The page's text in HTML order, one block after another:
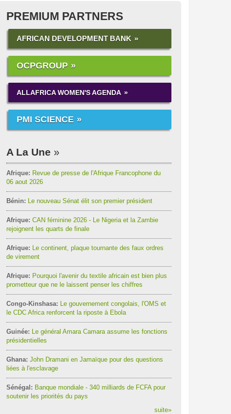
PREMIUM PARTNERS
AFRICAN DEVELOPMENT BANK
OCPGROUP
ALLAFRICA WOMEN'S AGENDA
PMI SCIENCE
A La Une
Afrique: Revue de presse de l'Afrique Francophone du
06 aout 2026
Bénin: Le nouveau Sénat élit son premier président
Afrique: CAN féminine 2026 - Le Nigeria et la Zambie
rejoignent les quarts de finale
Afrique: Le continent, plaque tournante des faux ordres
de virement
Afrique: Pourquoi l'avenir du textile africain est bien plus
prometteur que ne le laissent penser les chiffres
Congo-Kinshasa: Le gouvernement congolais, l'OMS et
le CDC Africa renforcent la riposte à Ebola
Guinée: Le général Amara Camara assume les fonctions
présidentielles
Ghana: John Dramani en Jamaïque pour des questions
liées à l'esclavage
Sénégal: Banque mondiale - 340 milliards de FCFA pour
soutenir les priorités du pays
suite»